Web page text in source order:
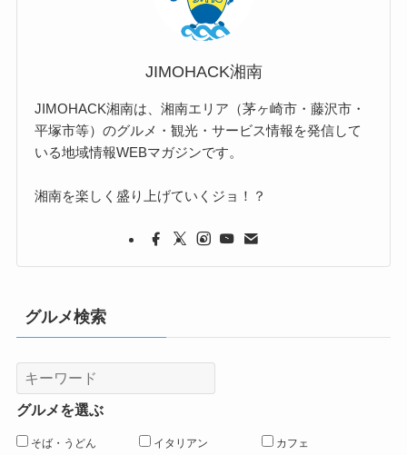
JIMOHACK湘南
JIMOHACK湘南は、湘南エリア（茅ヶ崎市・藤沢市・
平塚市等）のグルメ・観光・サービス情報を発信して
いる地域情報WEBマガジンです。
湘南を楽しく盛り上げていくジョ！？
グルメ検索
グルメを選ぶ
そば・うどん イタリアン カフェ